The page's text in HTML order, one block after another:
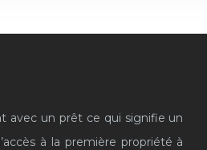
avec un prêt ce qui signifie un
à la première propriété à